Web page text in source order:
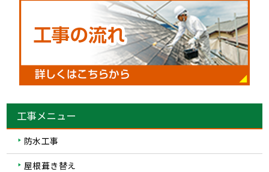
工事メニュー
防水工事
屋根葺き替え